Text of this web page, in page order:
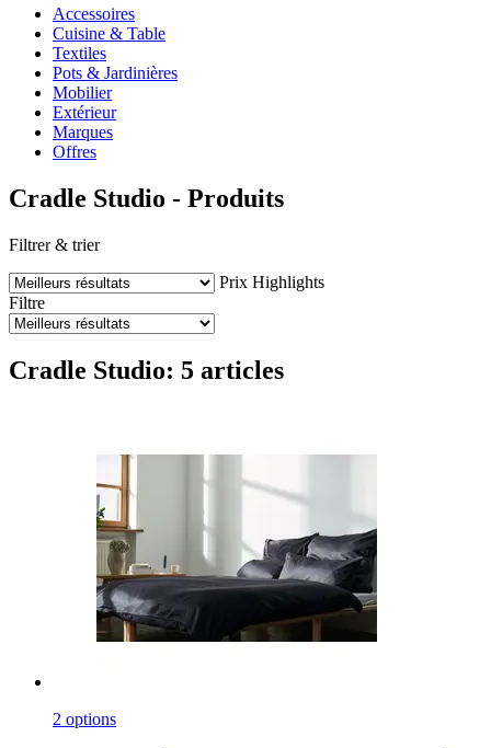
Accessoires
Cuisine & Table
Textiles
Pots & Jardinières
Mobilier
Extérieur
Marques
Offres
Cradle Studio - Produits
Filtrer & trier
Prix Highlights
Filtre
Cradle Studio: 5 articles
2 options